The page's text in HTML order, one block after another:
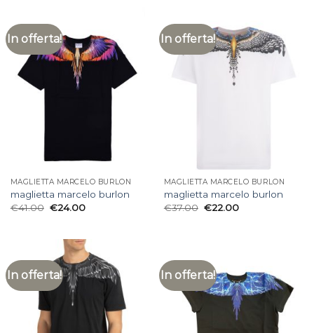
In offerta!
MAGLIETTA MARCELO BURLON
maglietta marcelo burlon
€41.00 €24.00
In offerta!
MAGLIETTA MARCELO BURLON
maglietta marcelo burlon
€37.00 €22.00
In offerta! In offerta!